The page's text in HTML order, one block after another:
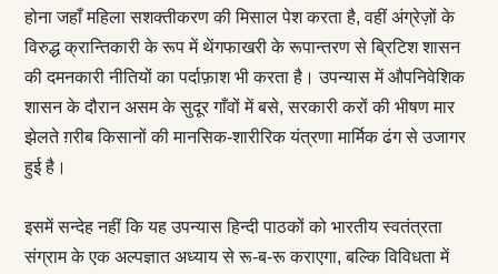
होना जहाँ महिला सशक्तीकरण की मिसाल पेश करता है, वहीं अंग्रेज़ों के
विरुद्ध क्रान्तिकारी के रूप में थेंगफाखरी के रूपान्तरण से ब्रिटिश शासन
की दमनकारी नीतियों का पर्दाफ़ाश भी करता है। उपन्यास में औपनिवेशिक
शासन के दौरान असम के सुदूर गाँवों में बसे, सरकारी करों की भीषण मार
झेलते ग़रीब किसानों की मानसिक-शारीरिक यंत्रणा मार्मिक ढंग से उजागर
हुई है।
इसमें सन्देह नहीं कि यह उपन्यास हिन्दी पाठकों को भारतीय स्वतंत्रता
संग्राम के एक अल्पज्ञात अध्याय से रू-ब-रू कराएगा, बल्कि विविधता में